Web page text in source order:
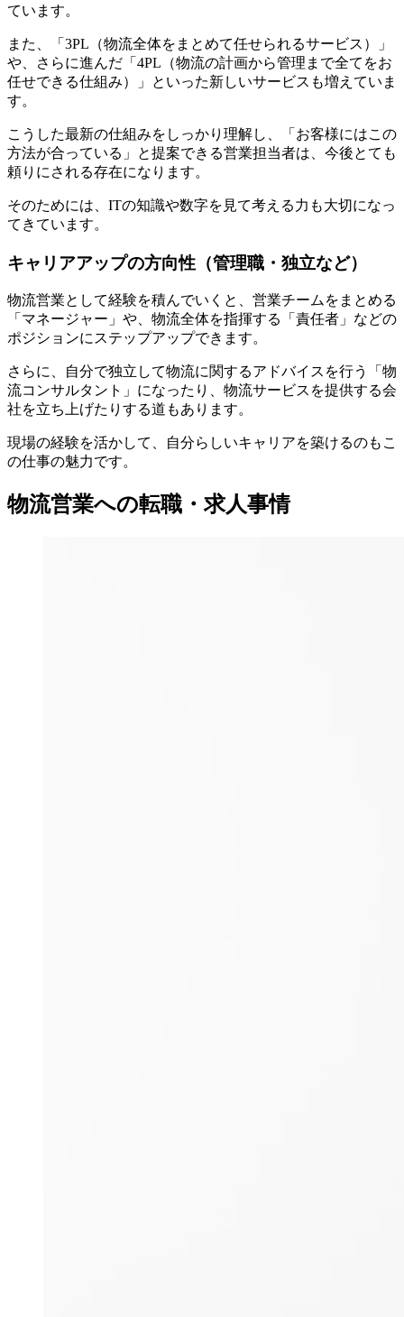
ています。
また、「3PL（物流全体をまとめて任せられるサービス）」
や、さらに進んだ「4PL（物流の計画から管理まで全てをお
任せできる仕組み）」といった新しいサービスも増えていま
す。
こうした最新の仕組みをしっかり理解し、「お客様にはこの
方法が合っている」と提案できる営業担当者は、今後とても
頼りにされる存在になります。
そのためには、ITの知識や数字を見て考える力も大切になっ
てきています。
キャリアアップの方向性（管理職・独立など）
物流営業として経験を積んでいくと、営業チームをまとめる
「マネージャー」や、物流全体を指揮する「責任者」などの
ポジションにステップアップできます。
さらに、自分で独立して物流に関するアドバイスを行う「物
流コンサルタント」になったり、物流サービスを提供する会
社を立ち上げたりする道もあります。
現場の経験を活かして、自分らしいキャリアを築けるのもこ
の仕事の魅力です。
物流営業への転職・求人事情